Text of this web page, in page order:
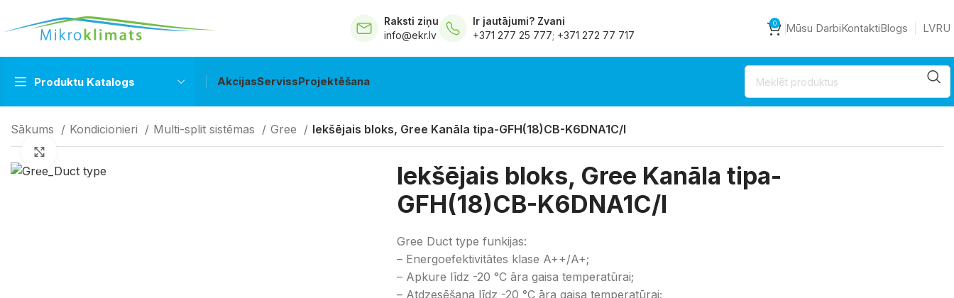
Raksti ziņu
info@ekr.lv
Ir jautājumi? Zvani
+371 277 25 777; +371 272 77 717
0 Mūsu DarbiKontaktiBlogs LVRU
Produktu Katalogs AkcijasServissProjektēšana
Sākums Kondicionieri Multi-split sistēmas Gree Iekšējais bloks, Gree Kanāla tipa-GFH(18)CB-K6DNA1C/I
Iekšējais bloks, Gree Kanāla tipa-
GFH(18)CB-K6DNA1C/I
Gree Duct type funkijas:
– Energoefektivitātes klase A++/A+;
– Apkure līdz -20 °C āra gaisa temperatūrai;
– Atdzesēšana līdz -20 °C āra gaisa temperatūrai;